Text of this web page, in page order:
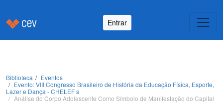
Entrar
Biblioteca
Eventos
Evento: VIII Congresso Brasileiro de História da Educação Física, Esporte,
Lazer e Dança - CHELEF s
Análise do Corpo Adolescente Como Símbolo de Manifestação do Capital